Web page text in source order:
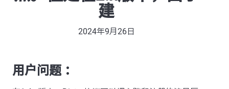
建
2024年9月26日
用户问题 ：